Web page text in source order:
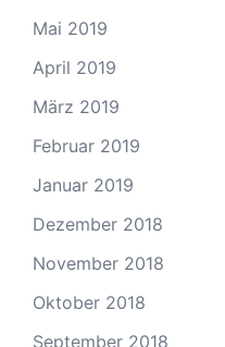
Mai 2019
April 2019
März 2019
Februar 2019
Januar 2019
Dezember 2018
November 2018
Oktober 2018
September 2018